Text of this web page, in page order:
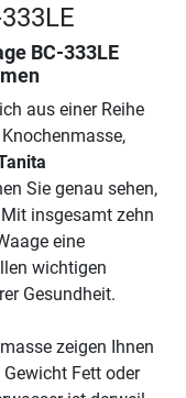
BC-333LE
aus einer Reihe
Sie genau sehen,
insgesamt zehn
eine
wichtigen
Gesundheit.
zeigen Ihnen
Fett oder